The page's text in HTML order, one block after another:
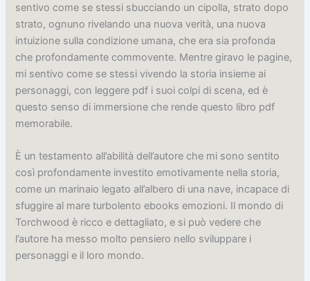
sentivo come se stessi sbucciando un cipolla, strato dopo
strato, ognuno rivelando una nuova verità, una nuova
intuizione sulla condizione umana, che era sia profonda
che profondamente commovente. Mentre giravo le pagine,
mi sentivo come se stessi vivendo la storia insieme ai
personaggi, con leggere pdf i suoi colpi di scena, ed è
questo senso di immersione che rende questo libro pdf
memorabile.
È un testamento all’abilità dell’autore che mi sono sentito
così profondamente investito emotivamente nella storia,
come un marinaio legato all’albero di una nave, incapace di
sfuggire al mare turbolento ebooks emozioni. Il mondo di
Torchwood è ricco e dettagliato, e si può vedere che
l’autore ha messo molto pensiero nello sviluppare i
personaggi e il loro mondo.